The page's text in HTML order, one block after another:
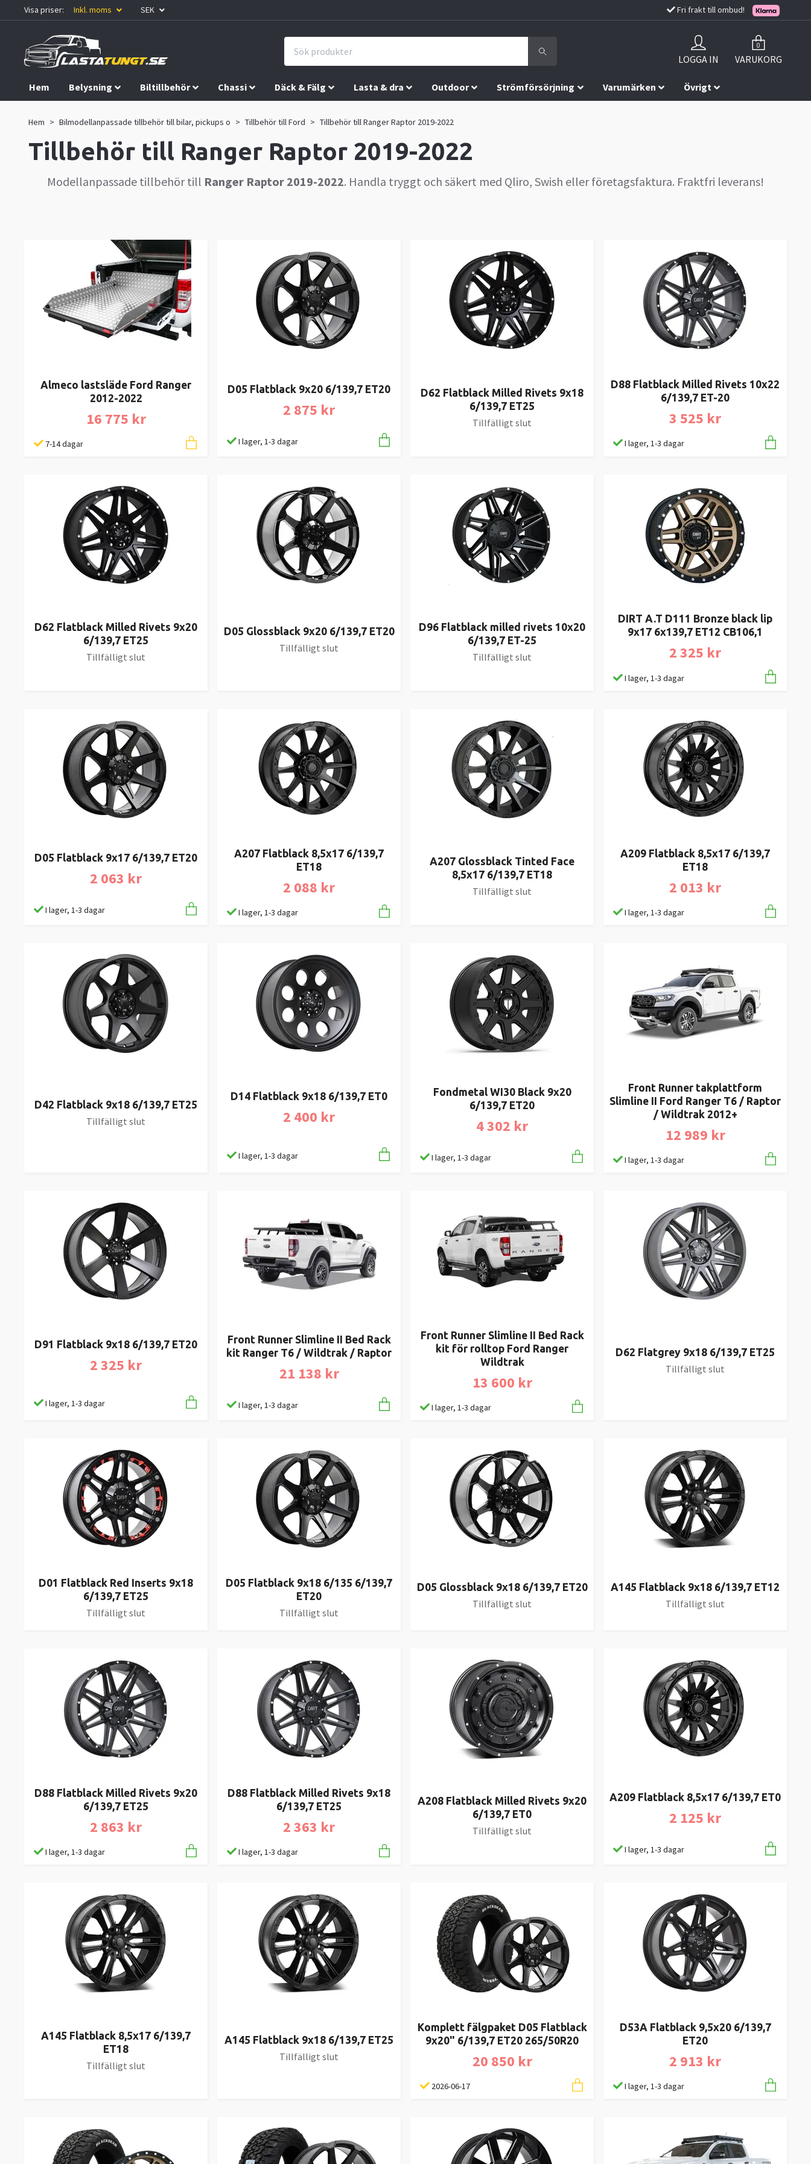
Visa priser: Inkl. moms SEK Fri frakt till ombud!
LOGGA IN
0
VARUKORG
Hem Belysning Biltillbehör Chassi Däck & Fälg Lasta & dra Outdoor Strömförsörjning Varumärken Övrigt
Hem Bilmodellanpassade tillbehör till bilar, pickups o Tillbehör till Ford Tillbehör till Ranger Raptor 2019-2022
Tillbehör till Ranger Raptor 2019-2022
Modellanpassade tillbehör till Ranger Raptor 2019-2022. Handla tryggt och säkert med Qliro, Swish eller företagsfaktura. Fraktfri leverans!
Almeco lastsläde Ford Ranger
2012-2022
16 775 kr
7-14 dagar
D05 Flatblack 9x20 6/139,7 ET20
2 875 kr
I lager, 1-3 dagar
D62 Flatblack Milled Rivets 9x18
6/139,7 ET25
Tillfälligt slut
D88 Flatblack Milled Rivets 10x22
6/139,7 ET-20
3 525 kr
I lager, 1-3 dagar
D62 Flatblack Milled Rivets 9x20
6/139,7 ET25
Tillfälligt slut
D05 Glossblack 9x20 6/139,7 ET20
Tillfälligt slut
D96 Flatblack milled rivets 10x20
6/139,7 ET-25
Tillfälligt slut
DIRT A.T D111 Bronze black lip
9x17 6x139,7 ET12 CB106,1
2 325 kr
I lager, 1-3 dagar
D05 Flatblack 9x17 6/139,7 ET20
2 063 kr
I lager, 1-3 dagar
A207 Flatblack 8,5x17 6/139,7
ET18
2 088 kr
I lager, 1-3 dagar
A207 Glossblack Tinted Face
8,5x17 6/139,7 ET18
Tillfälligt slut
A209 Flatblack 8,5x17 6/139,7
ET18
2 013 kr
I lager, 1-3 dagar
D42 Flatblack 9x18 6/139,7 ET25
Tillfälligt slut
D14 Flatblack 9x18 6/139,7 ET0
2 400 kr
I lager, 1-3 dagar
Fondmetal WI30 Black 9x20
6/139,7 ET20
4 302 kr
I lager, 1-3 dagar
Front Runner takplattform
Slimline II Ford Ranger T6 / Raptor
/ Wildtrak 2012+
12 989 kr
I lager, 1-3 dagar
D91 Flatblack 9x18 6/139,7 ET20
2 325 kr
I lager, 1-3 dagar
Front Runner Slimline II Bed Rack
kit Ranger T6 / Wildtrak / Raptor
21 138 kr
I lager, 1-3 dagar
Front Runner Slimline II Bed Rack
kit för rolltop Ford Ranger
Wildtrak
13 600 kr
I lager, 1-3 dagar
D62 Flatgrey 9x18 6/139,7 ET25
Tillfälligt slut
D01 Flatblack Red Inserts 9x18
6/139,7 ET25
Tillfälligt slut
D05 Flatblack 9x18 6/135 6/139,7
ET20
Tillfälligt slut
D05 Glossblack 9x18 6/139,7 ET20
Tillfälligt slut
A145 Flatblack 9x18 6/139,7 ET12
Tillfälligt slut
D88 Flatblack Milled Rivets 9x20
6/139,7 ET25
2 863 kr
I lager, 1-3 dagar
D88 Flatblack Milled Rivets 9x18
6/139,7 ET25
2 363 kr
I lager, 1-3 dagar
A208 Flatblack Milled Rivets 9x20
6/139,7 ET0
Tillfälligt slut
A209 Flatblack 8,5x17 6/139,7 ET0
2 125 kr
I lager, 1-3 dagar
A145 Flatblack 8,5x17 6/139,7
ET18
Tillfälligt slut
A145 Flatblack 9x18 6/139,7 ET25
Tillfälligt slut
Komplett fälgpaket D05 Flatblack
9x20" 6/139,7 ET20 265/50R20
20 850 kr
2026-06-17
D53A Flatblack 9,5x20 6/139,7
ET20
2 913 kr
I lager, 1-3 dagar